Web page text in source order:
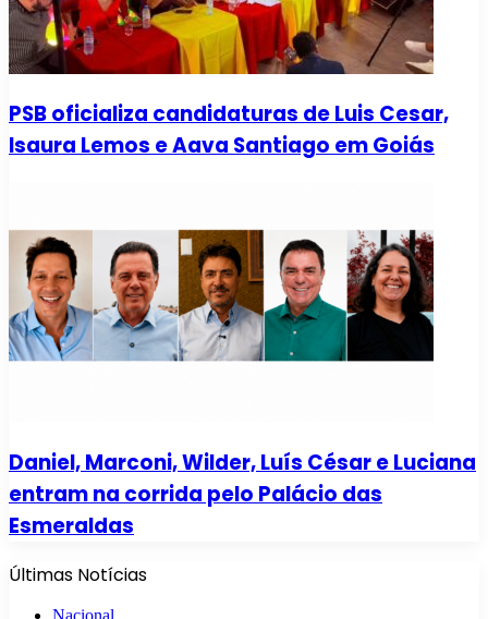
PSB oficializa candidaturas de Luis Cesar,
Isaura Lemos e Aava Santiago em Goiás
Daniel, Marconi, Wilder, Luís César e Luciana
entram na corrida pelo Palácio das
Esmeraldas
Últimas Notícias